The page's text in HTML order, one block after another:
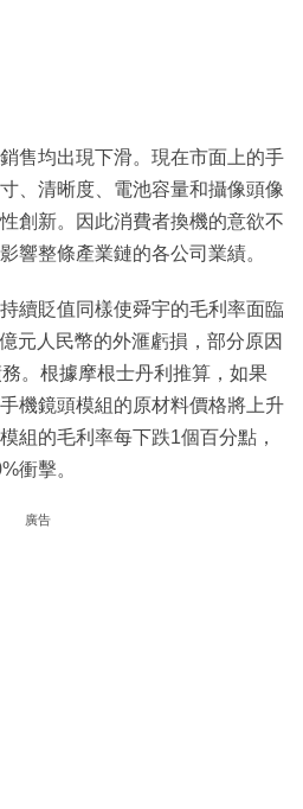
售均出現下滑。現在市面上的手
、清晰度、電池容量和攝像頭像
創新。因此消費者換機的意欲不
響整條產業鏈的各公司業績。
續貶值同樣使舜宇的毛利率面臨
元人民幣的外滙虧損，部分原因
。根據摩根士丹利推算，如果
機鏡頭模組的原材料價格將上升
組的毛利率每下跌1個百分點，
衝擊。
廣告